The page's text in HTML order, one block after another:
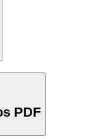
PDF